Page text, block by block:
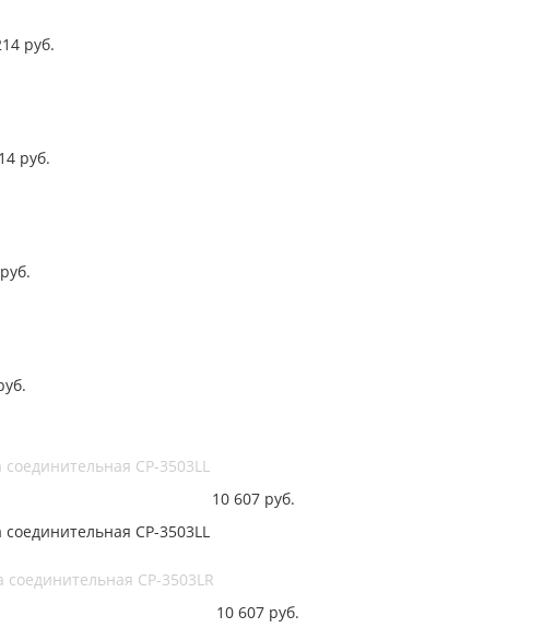
руб.
руб.
руб.
CP-3503LL
CP-3503LL
10 607 руб.
соединительная CP-3503LR
10 607 руб.